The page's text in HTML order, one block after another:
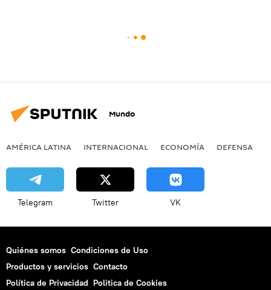
Mundo
AMÉRICA LATINA INTERNACIONAL ECONOMÍA DEFENSA
Telegram Twitter VK
Quiénes somos Condiciones de Uso
Productos y servicios Contacto
Política de Privacidad Politica de Cookies